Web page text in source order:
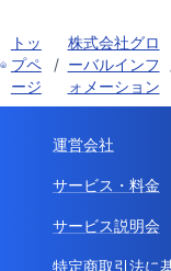
トッ
プペ
ージ
/
株式会社グロ
ーバルインフ
ォメーション
運営会社
サービス・料金
サービス説明会
特定商取引法に